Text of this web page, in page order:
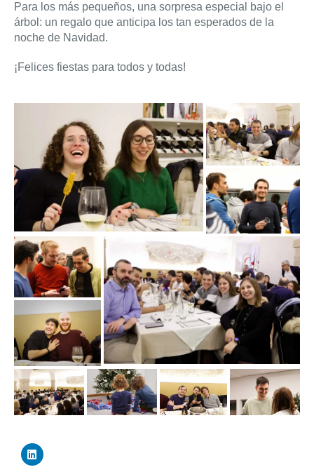
Para los más pequeños, una sorpresa especial bajo el
árbol: un regalo que anticipa los tan esperados de la
noche de Navidad.
¡Felices fiestas para todos y todas!